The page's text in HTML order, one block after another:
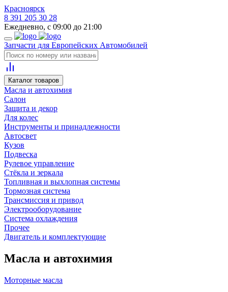
Красноярск
8 391 205 30 28
Ежедневно, с 09:00 до 21:00
Запчасти для Европейских Автомобилей
Каталог товаров
Масла и автохимия
Салон
Защита и декор
Для колес
Инструменты и принадлежности
Автосвет
Кузов
Подвеска
Рулевое управление
Стёкла и зеркала
Топливная и выхлопная системы
Тормозная система
Трансмиссия и привод
Электрооборудование
Система охлаждения
Прочее
Двигатель и комплектующие
Масла и автохимия
Моторные масла